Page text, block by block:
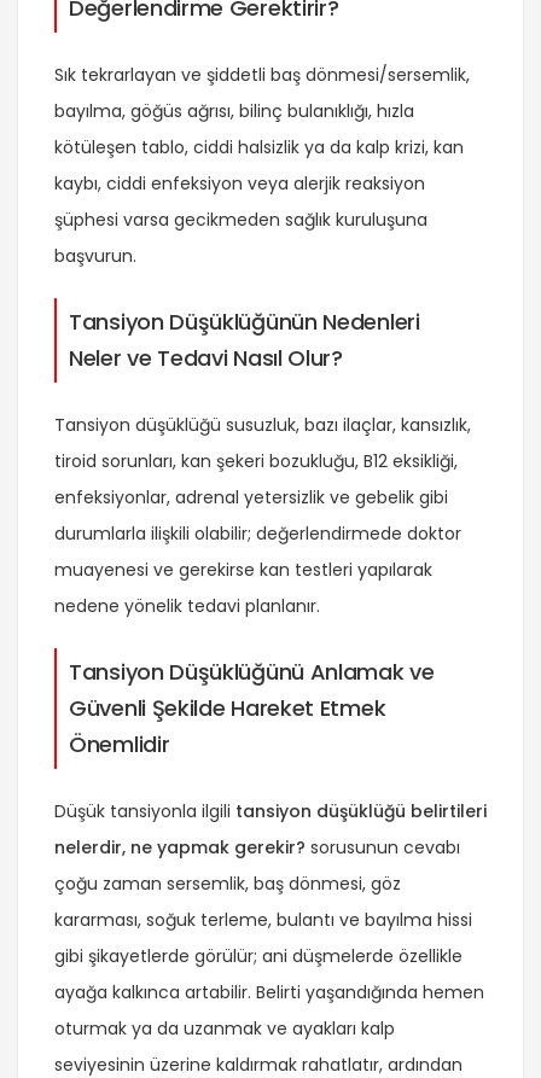
Değerlendirme Gerektirir?
Sık tekrarlayan ve şiddetli baş dönmesi/sersemlik,
bayılma, göğüs ağrısı, bilinç bulanıklığı, hızla
kötüleşen tablo, ciddi halsizlik ya da kalp krizi, kan
kaybı, ciddi enfeksiyon veya alerjik reaksiyon
şüphesi varsa gecikmeden sağlık kuruluşuna
başvurun.
Tansiyon Düşüklüğünün Nedenleri
Neler ve Tedavi Nasıl Olur?
Tansiyon düşüklüğü susuzluk, bazı ilaçlar, kansızlık,
tiroid sorunları, kan şekeri bozukluğu, B12 eksikliği,
enfeksiyonlar, adrenal yetersizlik ve gebelik gibi
durumlarla ilişkili olabilir; değerlendirmede doktor
muayenesi ve gerekirse kan testleri yapılarak
nedene yönelik tedavi planlanır.
Tansiyon Düşüklüğünü Anlamak ve
Güvenli Şekilde Hareket Etmek
Önemlidir
Düşük tansiyonla ilgili tansiyon düşüklüğü belirtileri
nelerdir, ne yapmak gerekir? sorusunun cevabı
çoğu zaman sersemlik, baş dönmesi, göz
kararması, soğuk terleme, bulantı ve bayılma hissi
gibi şikayetlerde görülür; ani düşmelerde özellikle
ayağa kalkınca artabilir. Belirti yaşandığında hemen
oturmak ya da uzanmak ve ayakları kalp
seviyesinin üzerine kaldırmak rahatlatır, ardından